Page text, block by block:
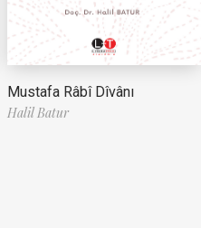
Mustafa Râbî Dîvânı
Halil Batur